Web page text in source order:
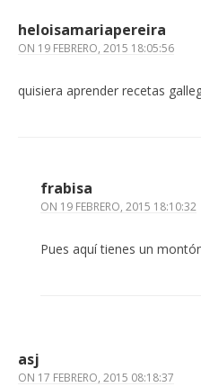
heloisamariapereira
ON 19 FEBRERO, 2015 18:05:56
quisiera aprender recetas
frabisa
ON 19 FEBRERO, 2015 18:10:32
Pues aquí tienes un
asj
ON 17 FEBRERO, 2015 08:18:37